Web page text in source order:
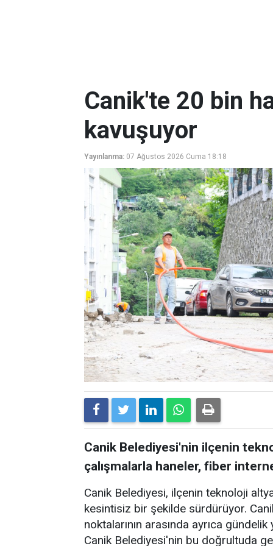
Canik'te 20 bin
kavuşuyor
Yayınlanma: 07 Ağustos 2026 Cuma 18:18
Canik Belediyesi'nin ilçenin
çalışmalarla haneler, fiber
Canik Belediyesi, ilçenin teknoloji
kesintisiz bir şekilde sürdürüyor.
noktalarının arasında ayrıca
Canik Belediyesi'nin bu doğrultuda